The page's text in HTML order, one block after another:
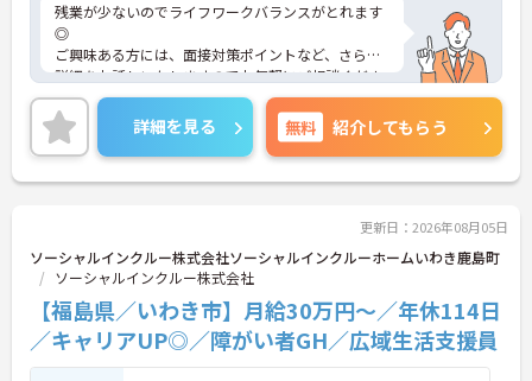
残業が少ないのでライフワークバランスがとれます
◎
ご興味ある方には、面接対策ポイントなど、さらに
詳細をお話しいたしますのでお気軽にご相談くださ
い！
詳細を見る 無料 紹介してもらう
更新日：2026年08月05日
ソーシャルインクルー株式会社ソーシャルインクルーホームいわき鹿島町
ソーシャルインクルー株式会社
【福島県／いわき市】月給30万円～／年休114日
／キャリアUP◎／障がい者GH／広域生活支援員